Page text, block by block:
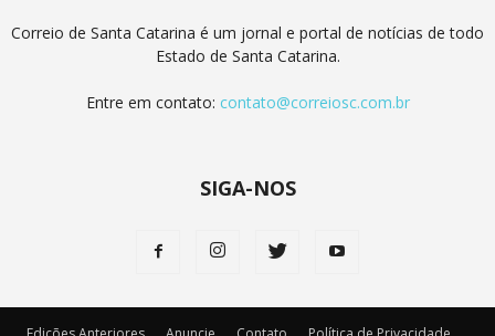
Correio de Santa Catarina é um jornal e portal de notícias de todo
Estado de Santa Catarina.
Entre em contato: contato@correiosc.com.br
SIGA-NOS